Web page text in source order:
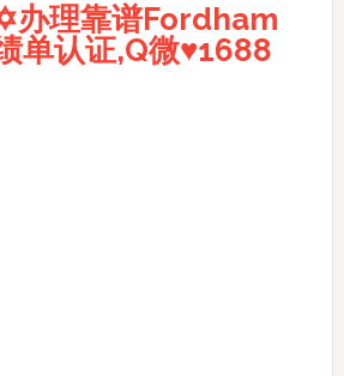
办理靠谱Fordham
单认证,Q微♥1688